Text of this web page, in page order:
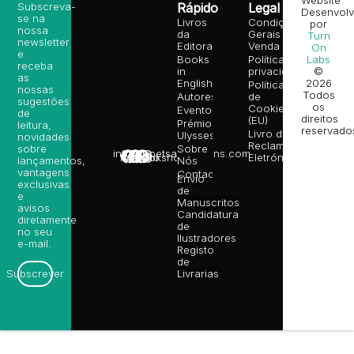
info@poetsandragons.com
Infantil
Adulto
Bookshop
Rápido
Livros
da
Editora
Books
in
English
Autores
Eventos
Prémio
Ulysses
Sobre
Nós
Contactos
Envio
de
Manuscritos
Candidatura
de
Ilustradores
Registo
de
Livrarias
Legal
Condições
Gerais de
Venda
Política de
privacidade
Política
de
Cookies
(EU)
Livro de
Reclamações
Eletrónico
Subscreva-
se na
nossa
newsletter
e
receba
as
nossas
sugestões
de
leitura,
novidades
sobre
lançamentos,
vantagens
exclusivas
e
avisos
diretamente
no seu
e-mail.
Subscrever
por
Turn
On
Labs
©
2026
Todos
os
direitos